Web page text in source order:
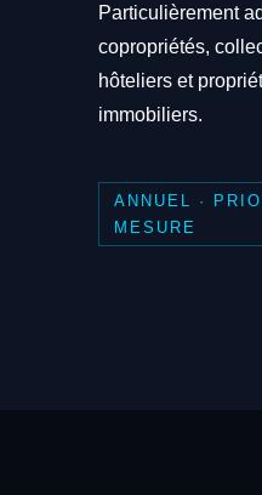
Particulièrement
copropriétés,
hôteliers et
immobiliers.
ANNUEL ·
MESURE